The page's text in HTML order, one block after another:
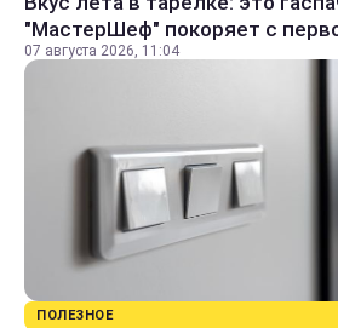
"МастерШеф" покоряет с
07 августа 2026, 11:04
ПОЛЕЗНОЕ